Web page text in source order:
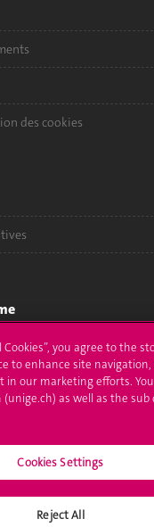
des cookies
Cookies”, you agree to the
to enhance site navigation,
in our marketing efforts.
as well as the sub
Cookies Settings
Reject All